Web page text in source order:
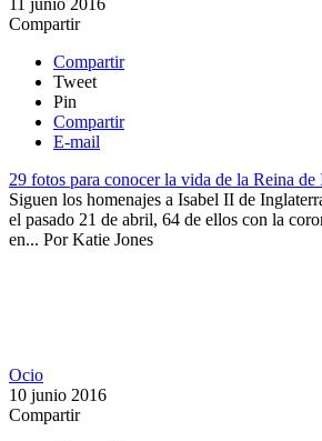
Compartir
Compartir
Tweet
Pin
Compartir
E-mail
29 fotos para conocer la vida de la Reina de
Siguen los homenajes a Isabel II de
el pasado 21 de abril, 64 de ellos con la
en... PorKatie Jones
Ocio
10 junio 2016
Compartir